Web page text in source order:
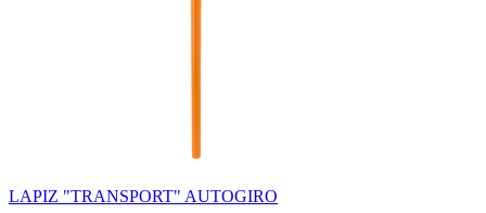
LAPIZ "TRANSPORT" AUTOGIRO